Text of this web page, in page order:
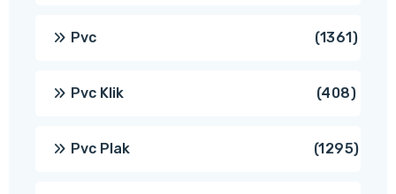
Pvc 13611361
Pvc Klik 408408
Pvc Plak 12951295